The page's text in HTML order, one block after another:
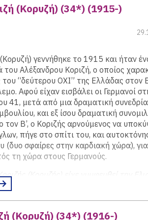
εργοστάσιο κατασκευής ρούχων στην
1935 τον Νικόλαο Ναθαναήλ,
Ναθαναήλ. Απέκτησε δύο παιδιά
Κανελλοπούλου και τον Ανδρέα
το 2002 σε ηλικία 88 ετών.
(Κορυζή) (34*) (1915-)
γεννήθηκε το 1915 και ήταν
του Αλέξανδρου Κοριζή, ο οποίος
“δεύτερου ΟΧΙ” της Ελλάδας στον
Αφού είχαν εισβάλει οι Γερμανοί
41, μετά από μια δραματική
και εξ ίσου δραματική
τον Β’, ο Κοριζής αρνούμενος να
πήγε στο σπίτι του, και
(δυο σφαίρες στην καρδιακή χώρα),
τη χώρα στους Γερμανούς.
(Κορυζής) είχε νυμφευθεί την
οποία απόκτησε τέσσερα παιδιά: την
(Κορυζή) (34*) (1916-)